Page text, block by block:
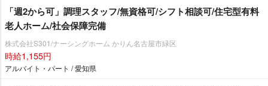
「週2から可」調理スタッフ/無資格可/シフト相談可/住宅型有料
老人ホーム/社会保障完備
株式会社S301/ナーシングホーム かりん名古屋市緑区
時給1,155円
アルバイト・パート / 愛知県